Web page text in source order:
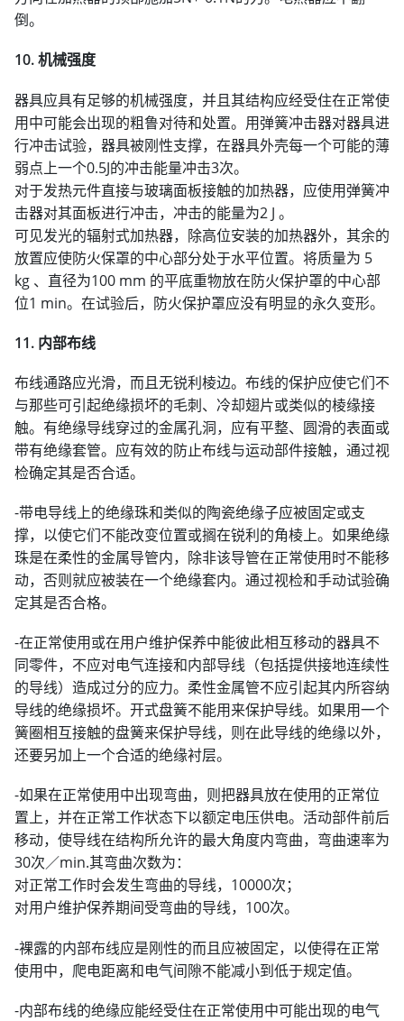
倒。
10. 机械强度
器具应具有足够的机械强度，并且其结构应经受住在正常使
用中可能会出现的粗鲁对待和处置。用弹簧冲击器对器具进
行冲击试验，器具被刚性支撑，在器具外壳每一个可能的薄
弱点上一个0.5J的冲击能量冲击3次。
对于发热元件直接与玻璃面板接触的加热器，应使用弹簧冲
击器对其面板进行冲击，冲击的能量为2 J 。
可见发光的辐射式加热器，除高位安装的加热器外，其余的
放置应使防火保罩的中心部分处于水平位置。将质量为 5
kg 、直径为100 mm 的平底重物放在防火保护罩的中心部
位1 min。在试验后，防火保护罩应没有明显的永久变形。
11. 内部布线
布线通路应光滑，而且无锐利棱边。布线的保护应使它们不
与那些可引起绝缘损坏的毛刺、冷却翅片或类似的棱缘接
触。有绝缘导线穿过的金属孔洞，应有平整、圆滑的表面或
带有绝缘套管。应有效的防止布线与运动部件接触，通过视
检确定其是否合适。
-带电导线上的绝缘珠和类似的陶瓷绝缘子应被固定或支
撑，以使它们不能改变位置或搁在锐利的角棱上。如果绝缘
珠是在柔性的金属导管内，除非该导管在正常使用时不能移
动，否则就应被装在一个绝缘套内。通过视检和手动试验确
定其是否合格。
-在正常使用或在用户维护保养中能彼此相互移动的器具不
同零件，不应对电气连接和内部导线（包括提供接地连续性
的导线）造成过分的应力。柔性金属管不应引起其内所容纳
导线的绝缘损坏。开式盘簧不能用来保护导线。如果用一个
簧圈相互接触的盘簧来保护导线，则在此导线的绝缘以外，
还要另加上一个合适的绝缘衬层。
-如果在正常使用中出现弯曲，则把器具放在使用的正常位
置上，并在正常工作状态下以额定电压供电。活动部件前后
移动，使导线在结构所允许的最大角度内弯曲，弯曲速率为
30次／min.其弯曲次数为：
对正常工作时会发生弯曲的导线，10000次；
对用户维护保养期间受弯曲的导线，100次。
-裸露的内部布线应是刚性的而且应被固定，以使得在正常
使用中，爬电距离和电气间隙不能减小到低于规定值。
-内部布线的绝缘应能经受住在正常使用中可能出现的电气